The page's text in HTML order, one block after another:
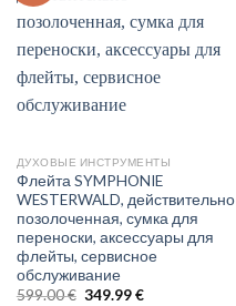
die
Wunschliste
ДУХОВЫЕ ИНСТРУМЕНТЫ
Флейта SYMPHONIE
WESTERWALD, действительно
позолоченная, сумка для
переноски, аксессуары для
флейты, сервисное
обслуживание
599.00€ Original
349.99€Current